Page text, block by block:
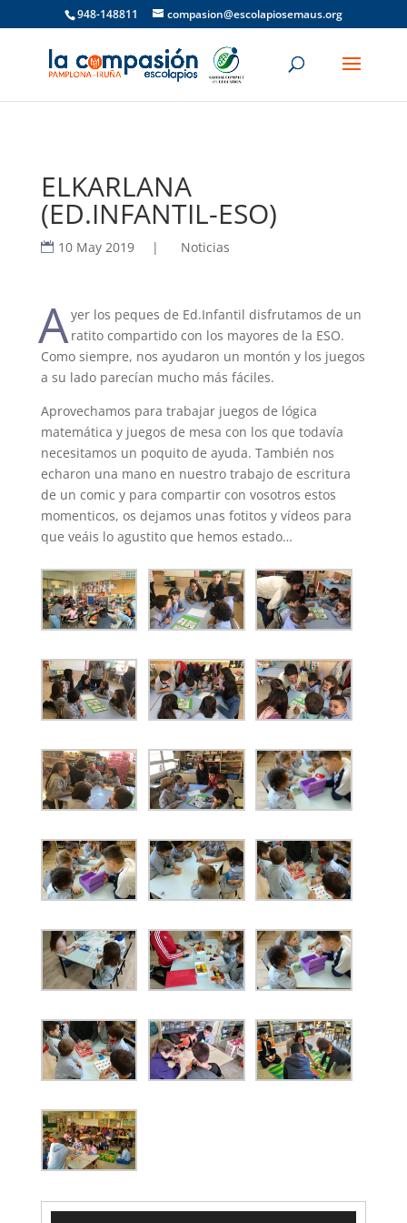
948-148811 compasion@escolapiosemaus.org
ELKARLANA
(ED.INFANTIL-ESO)
10 May 2019 | Noticias
Ayer los peques de Ed.Infantil disfrutamos de un
ratito compartido con los mayores de la ESO.
Como siempre, nos ayudaron un montón y los juegos
a su lado parecían mucho más fáciles.
Aprovechamos para trabajar juegos de lógica
matemática y juegos de mesa con los que todavía
necesitamos un poquito de ayuda. También nos
echaron una mano en nuestro trabajo de escritura
de un comic y para compartir con vosotros estos
momenticos, os dejamos unas fotitos y vídeos para
que veáis lo agustito que hemos estado…